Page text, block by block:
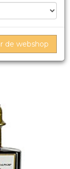
de webshop